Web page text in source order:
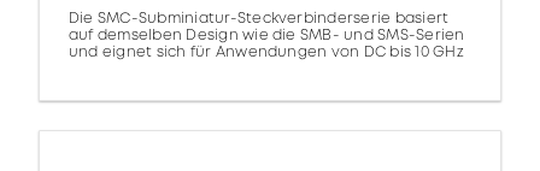
Die SMC-Subminiatur-Steckverbinderserie basiert
auf demselben Design wie die SMB- und SMS-Serien
und eignet sich für Anwendungen von DC bis 10 GHz